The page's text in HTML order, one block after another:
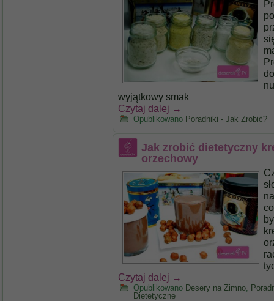
wyjątkowy smak
Czytaj dalej →
Opublikowano Poradniki - Jak Zrobić?
Jak zrobić dietetyczny
orzechowy
Czytaj dalej →
Opublikowano Desery na Zimno,
Dietetyczne